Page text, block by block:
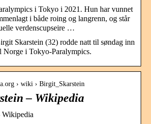
i Tokyo i 2021. Hun har vunnet
i både roing og langrenn, og står
verdenscupseire …
Skarstein (32) rodde natt til søndag inn
Norge i Tokyo-Paralympics.
› wiki › Birgit_Skarstein
– Wikipedia